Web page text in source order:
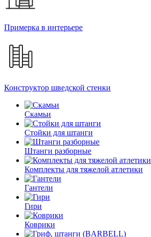
Примерка в интерьере
Конструктор шведской стенки
Скамьи
Стойки для штанги
Штанги разборные
Комплекты для тяжелой атлетики
Гантели
Гири
Коврики